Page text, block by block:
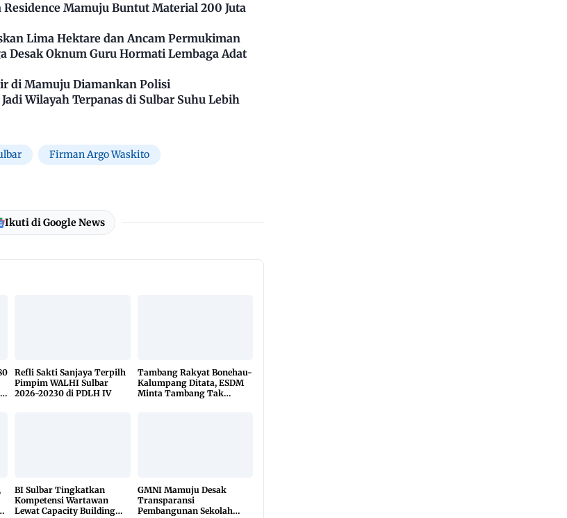
Mamuju Buntut Material 200 Juta
Lima Hektare dan Ancam Permukiman
Desak Oknum Guru Hormati Lembaga Adat
di Mamuju Diamankan Polisi
Wilayah Terpanas di Sulbar Suhu Lebih
Firman Argo Waskito
Ikuti di Google News
Refli Sakti Sanjaya Terpilh
Pimpim WALHI Sulbar
2026-20230 di PDLH IV
Tambang Rakyat Bonehau-
Kalumpang Ditata, ESDM
Minta Tambang Tak
BI Sulbar Tingkatkan
Kompetensi Wartawan
Lewat Capacity Building
GMNI Mamuju Desak
Transparansi
Pembangunan Sekolah